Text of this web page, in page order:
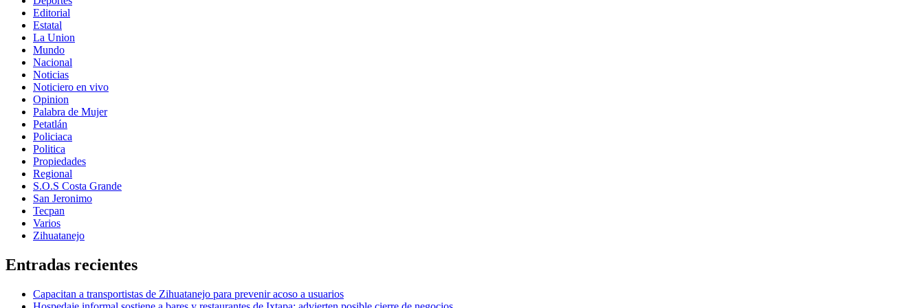
Editorial
Estatal
La Union
Mundo
Nacional
Noticias
Noticiero en vivo
Opinion
Palabra de Mujer
Petatlán
Policiaca
Politica
Propiedades
Regional
S.O.S Costa Grande
San Jeronimo
Tecpan
Varios
Zihuatanejo
Entradas recientes
Capacitan a transportistas de Zihuatanejo para prevenir acoso a usuarios